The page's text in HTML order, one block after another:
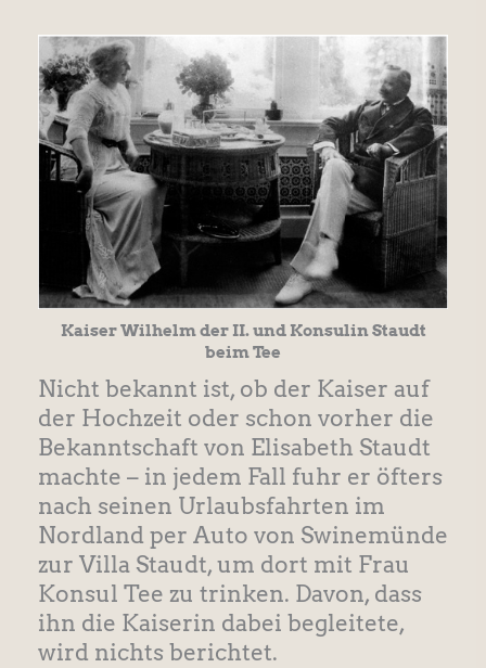
Kaiser Wilhelm der II. und Konsulin Staudt
beim Tee
Nicht bekannt ist, ob der Kaiser auf
der Hochzeit oder schon vorher die
Bekanntschaft von Elisabeth Staudt
machte – in jedem Fall fuhr er öfters
nach seinen Urlaubsfahrten im
Nordland per Auto von Swinemünde
zur Villa Staudt, um dort mit Frau
Konsul Tee zu trinken. Davon, dass
ihn die Kaiserin dabei begleitete,
wird nichts berichtet.